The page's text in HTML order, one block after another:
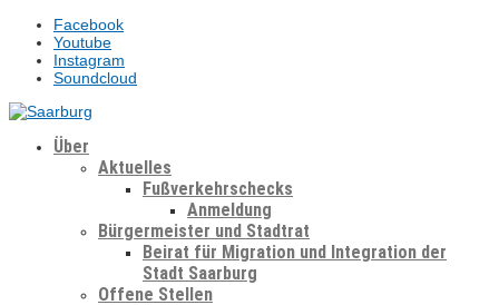
Facebook
Youtube
Instagram
Soundcloud
Über
Aktuelles
Fußverkehrschecks
Anmeldung
Bürgermeister und Stadtrat
Beirat für Migration und Integration der
Stadt Saarburg
Offene Stellen